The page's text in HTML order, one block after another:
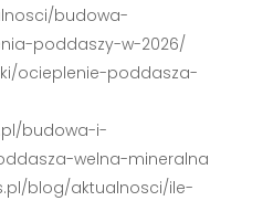
budowa-
poddaszy-w-2026/
ocieplenie-poddasza-
budowa-i-
welna-mineralna
blog/aktualnosci/ile-